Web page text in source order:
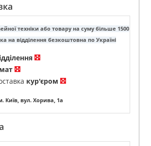
техніки або товару на суму більше 1500
на відділення безкоштовна по Україні
кур'єром
Київ, вул. Хорива, 1а